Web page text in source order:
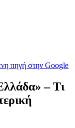
πηγή στην Google
– Τι